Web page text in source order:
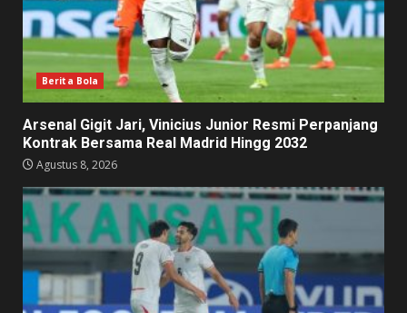
Berita Bola
Arsenal Gigit Jari, Vinicius Junior Resmi Perpanjang
Kontrak Bersama Real Madrid Hingg 2032
Agustus 8, 2026